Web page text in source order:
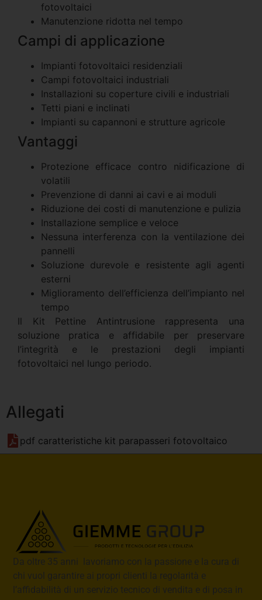
fotovoltaici
Manutenzione ridotta nel tempo
Campi di applicazione
Impianti fotovoltaici residenziali
Campi fotovoltaici industriali
Installazioni su coperture civili e industriali
Tetti piani e inclinati
Impianti su capannoni e strutture agricole
Vantaggi
Protezione efficace contro nidificazione di
volatili
Prevenzione di danni ai cavi e ai moduli
Riduzione dei costi di manutenzione e pulizia
Installazione semplice e veloce
Nessuna interferenza con la ventilazione dei
pannelli
Soluzione durevole e resistente agli agenti
esterni
Miglioramento dell’efficienza dell’impianto nel
tempo
Il Kit Pettine Antintrusione rappresenta una
soluzione pratica e affidabile per preservare
l’integrità e le prestazioni degli impianti
fotovoltaici nel lungo periodo.
Allegati
pdf caratteristiche kit parapasseri fotovoltaico
Da oltre 35 anni lavoriamo con la passione e la cura di
chi vuol garantire ai propri clienti la regolarità e
l’affidabilità di un servizio tecnico di vendita e di posa in